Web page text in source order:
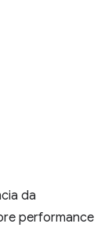
da
performance